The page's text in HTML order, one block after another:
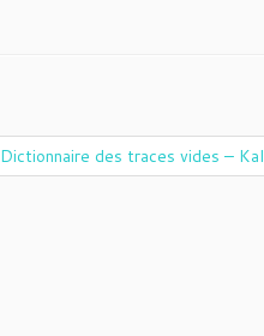
Dictionnaire des traces vides – Kal